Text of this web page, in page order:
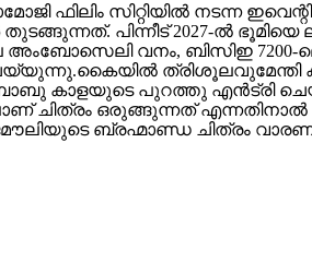
സിറ്റിയിൽ നടന്ന
പിന്നീട് 2027-ല്‍
വനം, ബിസിഇ 7200-
കാളയുടെ പുറത്തു എൻട്രി
ചിത്രം ഒരുങ്ങുന്നത് എന്നതിനാല്‍
ബ്രഹ്മാണ്ഡ ചിത്രം